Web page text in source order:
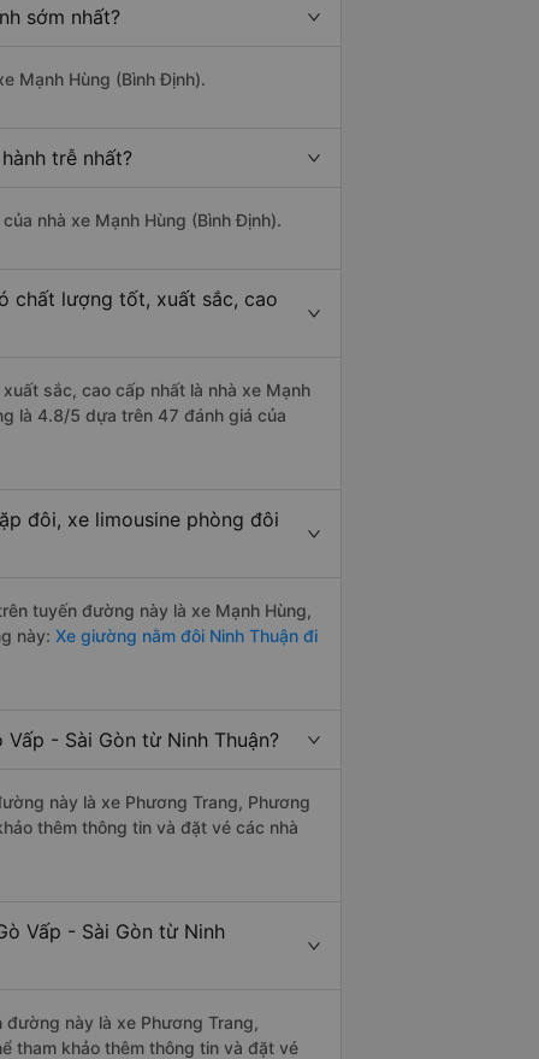
sớm nhất?
Mạnh Hùng (Bình Định).
trễ nhất?
nhà xe Mạnh Hùng (Bình Định).
chất lượng tốt, xuất sắc, cao
sắc, cao cấp nhất là nhà xe Mạnh
là 4.8/5 dựa trên 47 đánh giá của
đôi, xe limousine phòng đôi
tuyến đường này là xe Mạnh Hùng,
này: Xe giường nằm đôi Ninh Thuận đi
- Sài Gòn từ Ninh Thuận?
này là xe Phương Trang, Phương
thêm thông tin và đặt vé các nhà
Vấp - Sài Gòn từ Ninh
này là xe Phương Trang,
tham khảo thêm thông tin và đặt vé